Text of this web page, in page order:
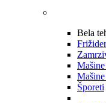
Bela
Mašine
Šporeti